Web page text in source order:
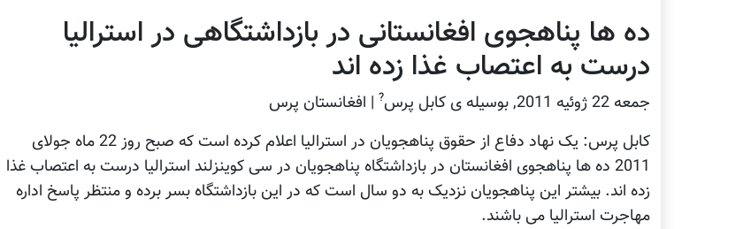
ده ها پناهجوی افغانستانی در بازداشتگاهی در استرالیا
درست به اعتصاب غذا زده اند
جمعه 22 ژوئيه 2011, بوسيله ى کابل پرس ? | افغانستان پرس
کابل پرس: یک نهاد دفاع از حقوق پناهجویان در استرالیا اعلام کرده است که صبح روز 22 ماه جولای
2011 ده ها پناهجوی افغانستان در بازداشتگاه پناهجویان در سی کوینزلند استرالیا درست به اعتصاب غذا
زده اند. بیشتر این پناهجویان نزدیک به دو سال است که در این بازداشتگاه بسر برده و منتظر پاسخ اداره
مهاجرت استرالیا می باشند.